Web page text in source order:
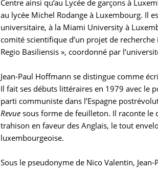
Centre ainsi qu’au Lycée de garçons à
au lycée Michel Rodange à Luxembourg. Il
universitaire, à la Miami University à
comité scientifique d’un projet de
Regio Basiliensis », coordonné par
Jean-Paul Hoffmann se distingue comme
Il fait ses débuts littéraires en 1979 avec le
parti communiste dans l’Espagne
Revue sous forme de feuilleton. Il raconte le
trahison en faveur des Anglais, le tout
luxembourgeoise.
Sous le pseudonyme de Nico Valentin,